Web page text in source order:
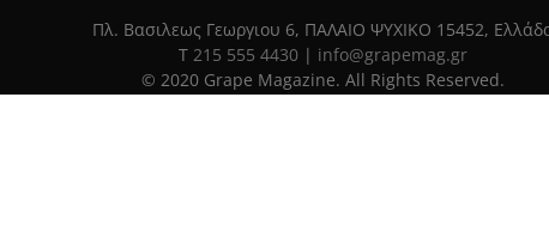
Πλ. Βασιλεως Γεωργιου 6, ΠΑΛΑΙΟ ΨΥΧΙΚΟ 15452,
Τ 215 555 4430| info@grapemag.gr
© 2020 Grape Magazine. All Rights Reserved.